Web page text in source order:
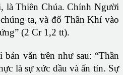
là Thiên Chúa. Chính Người
ta, và đổ Thần Khí vào
(2 Cr 1,2 tt).
bản văn trên như sau: “Thần
là sự xức dầu và ấn tín. Sự